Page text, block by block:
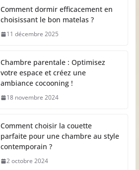
Comment dormir efficacement en
choisissant le bon matelas ?
11 décembre 2025
Chambre parentale : Optimisez
votre espace et créez une
ambiance cocooning !
18 novembre 2024
Comment choisir la couette
parfaite pour une chambre au style
contemporain ?
2 octobre 2024